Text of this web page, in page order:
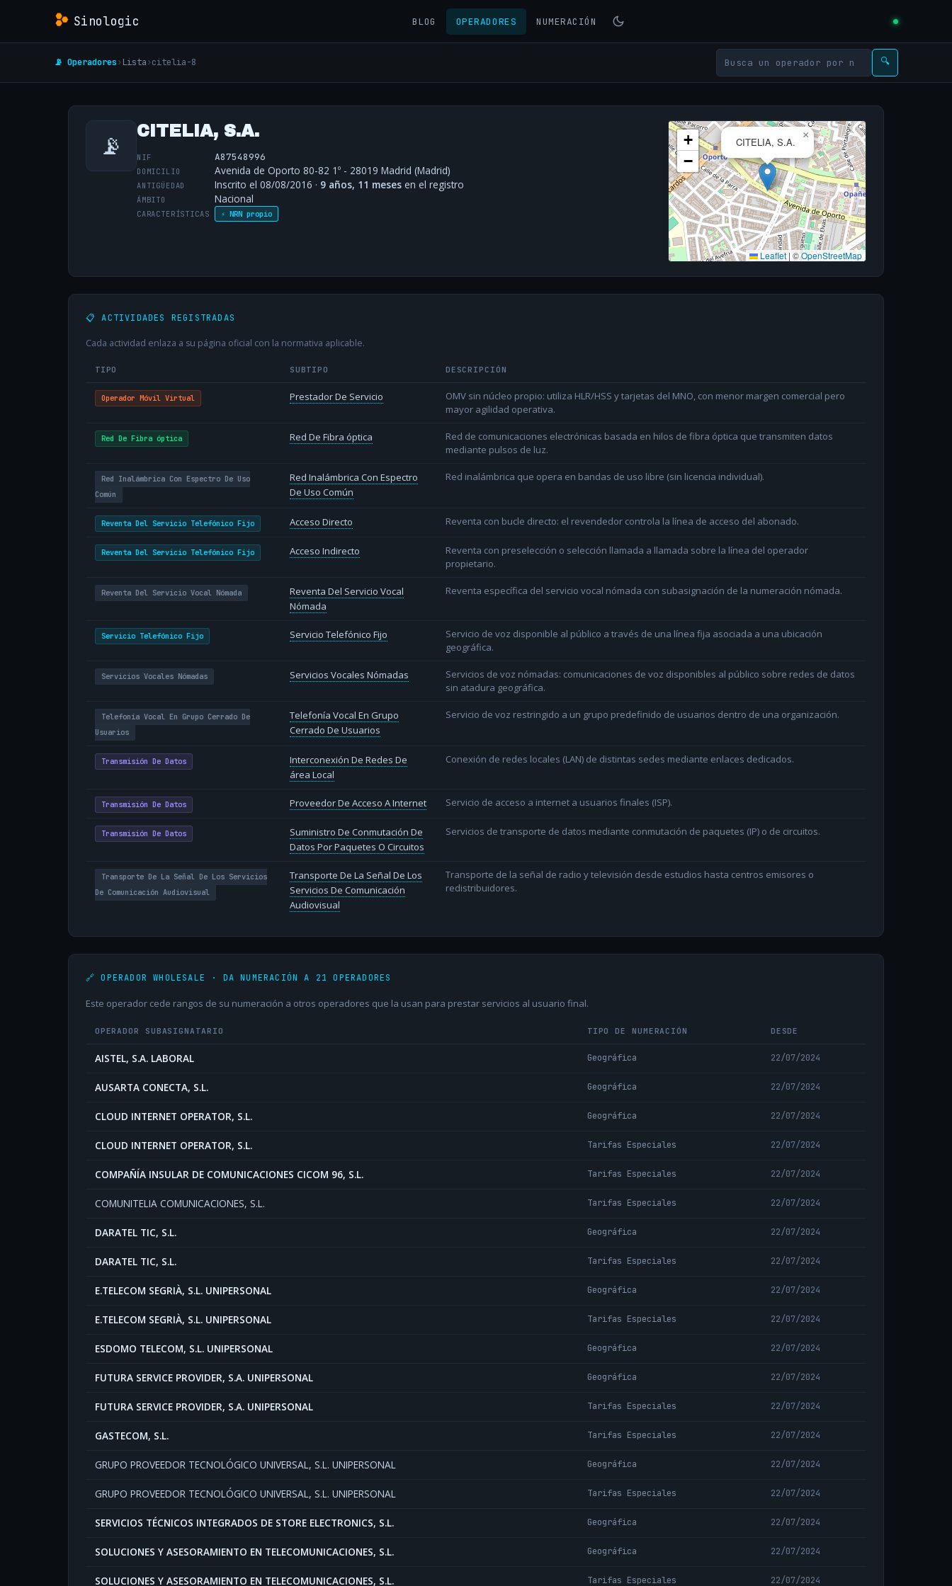
Sinologic BLOG OPERADORES NUMERACIÓN
📡 Operadores› Lista›citelia-8 🔍
📡 CITELIA, S.A.
NIF A87548996
DOMICILIO Avenida de Oporto 80-82 1º - 28019 Madrid (Madrid)
ANTIGÜEDAD Inscrito el 08/08/2016 · 9 años, 11 meses en el registro
ÁMBITO Nacional
CARACTERÍSTICAS ⚡ NRN propio
CITELIA, S.A.
×
+
−
Leaflet | ©OpenStreetMap
📋 ACTIVIDADES REGISTRADAS
Cada actividad enlaza a su página oficial con la normativa aplicable.
TIPO SUBTIPO DESCRIPCIÓN
Operador Móvil Virtual Prestador De Servicio
OMV sin núcleo propio: utiliza HLR/HSS y tarjetas del MNO, con menor margen comercial pero
mayor agilidad operativa.
Red De Fibra óptica Red De Fibra óptica
Red de comunicaciones electrónicas basada en hilos de fibra óptica que transmiten datos
mediante pulsos de luz.
Red Inalámbrica Con Espectro De Uso
Común
Red Inalámbrica Con Espectro
De Uso Común
Red inalámbrica que opera en bandas de uso libre (sin licencia individual).
Reventa Del Servicio Telefónico Fijo Acceso Directo Reventa con bucle directo: el revendedor controla la línea de acceso del abonado.
Reventa Del Servicio Telefónico Fijo Acceso Indirecto
Reventa con preselección o selección llamada a llamada sobre la línea del operador
propietario.
Reventa Del Servicio Vocal Nómada
Reventa Del Servicio Vocal
Nómada
Reventa específica del servicio vocal nómada con subasignación de la numeración nómada.
Servicio Telefónico Fijo Servicio Telefónico Fijo
Servicio de voz disponible al público a través de una línea fija asociada a una ubicación
geográfica.
Servicios Vocales Nómadas Servicios Vocales Nómadas
Servicios de voz nómadas: comunicaciones de voz disponibles al público sobre redes de datos
sin atadura geográfica.
Telefonía Vocal En Grupo Cerrado De
Usuarios
Telefonía Vocal En Grupo
Cerrado De Usuarios
Servicio de voz restringido a un grupo predefinido de usuarios dentro de una organización.
Transmisión De Datos
Interconexión De Redes De
área Local
Conexión de redes locales (LAN) de distintas sedes mediante enlaces dedicados.
Transmisión De Datos Proveedor De Acceso A Internet Servicio de acceso a internet a usuarios finales (ISP).
Transmisión De Datos
Suministro De Conmutación De
Datos Por Paquetes O Circuitos
Servicios de transporte de datos mediante conmutación de paquetes (IP) o de circuitos.
Transporte De La Señal De Los Servicios
De Comunicación Audiovisual
Transporte De La Señal De Los
Servicios De Comunicación
Audiovisual
Transporte de la señal de radio y televisión desde estudios hasta centros emisores o
redistribuidores.
🔗 OPERADOR WHOLESALE · DA NUMERACIÓN A 21 OPERADORES
Este operador cede rangos de su numeración a otros operadores que la usan para prestar servicios al usuario final.
OPERADOR SUBASIGNATARIO TIPO DE NUMERACIÓN DESDE
AISTEL, S.A. LABORAL Geográfica 22/07/2024
AUSARTA CONECTA, S.L. Geográfica 22/07/2024
CLOUD INTERNET OPERATOR, S.L. Geográfica 22/07/2024
CLOUD INTERNET OPERATOR, S.L. Tarifas Especiales 22/07/2024
COMPAÑÍA INSULAR DE COMUNICACIONES CICOM 96, S.L. Tarifas Especiales 22/07/2024
COMUNITELIA COMUNICACIONES, S.L. Tarifas Especiales 22/07/2024
DARATEL TIC, S.L. Geográfica 22/07/2024
DARATEL TIC, S.L. Tarifas Especiales 22/07/2024
E.TELECOM SEGRIÀ, S.L. UNIPERSONAL Geográfica 22/07/2024
E.TELECOM SEGRIÀ, S.L. UNIPERSONAL Tarifas Especiales 22/07/2024
ESDOMO TELECOM, S.L. UNIPERSONAL Geográfica 22/07/2024
FUTURA SERVICE PROVIDER, S.A. UNIPERSONAL Geográfica 22/07/2024
FUTURA SERVICE PROVIDER, S.A. UNIPERSONAL Tarifas Especiales 22/07/2024
GASTECOM, S.L. Tarifas Especiales 22/07/2024
GRUPO PROVEEDOR TECNOLÓGICO UNIVERSAL, S.L. UNIPERSONAL Geográfica 22/07/2024
GRUPO PROVEEDOR TECNOLÓGICO UNIVERSAL, S.L. UNIPERSONAL Tarifas Especiales 22/07/2024
SERVICIOS TÉCNICOS INTEGRADOS DE STORE ELECTRONICS, S.L. Geográfica 22/07/2024
SOLUCIONES Y ASESORAMIENTO EN TELECOMUNICACIONES, S.L. Geográfica 22/07/2024
SOLUCIONES Y ASESORAMIENTO EN TELECOMUNICACIONES, S.L. Tarifas Especiales 22/07/2024